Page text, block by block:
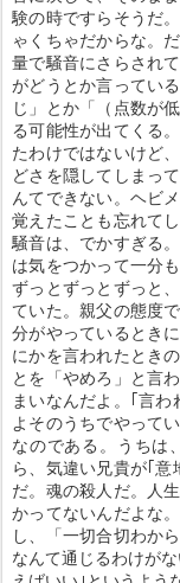
験の時ですらそうだ
ゃくちゃだからな。
量で騒音にさらされ
がどうとか言ってい
じ」とか「（点数が
る可能性が出てくる
たわけではないけど
どさを隠してしまっ
んてできない。ヘビ
覚えたことも忘れて
騒音は、でかすぎる
は気をつかって一分
ずっとずっとずっと
ていた。親父の態度
分がやっているとき
にかを言われたとき
とを「やめろ」と言
まいなんだよ。｢言わ
よそのうちでやって
なのである。うちは
ら、気違い兄貴が｢
だ。魂の殺人だ。人
かってないんだよな
し、「一切合切わか
なんて通じるわけが